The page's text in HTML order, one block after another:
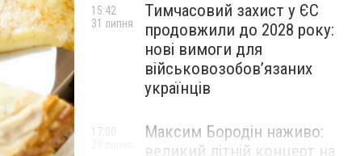
Тимчасовий захист у ЄС
продовжили до 2028 року:
нові вимоги для
військовозобов’язаних
українців
15:42
31 липня
Максим Бородін наживо:
великий літній концерт на
17:00